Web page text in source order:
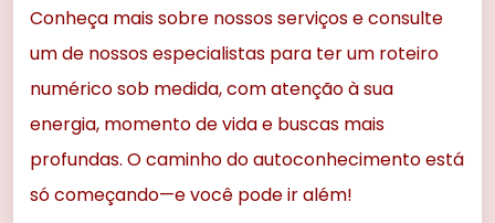
Conheça mais sobre nossos serviços e consulte
um de nossos especialistas para ter um roteiro
numérico sob medida, com atenção à sua
energia, momento de vida e buscas mais
profundas. O caminho do autoconhecimento está
só começando—e você pode ir além!